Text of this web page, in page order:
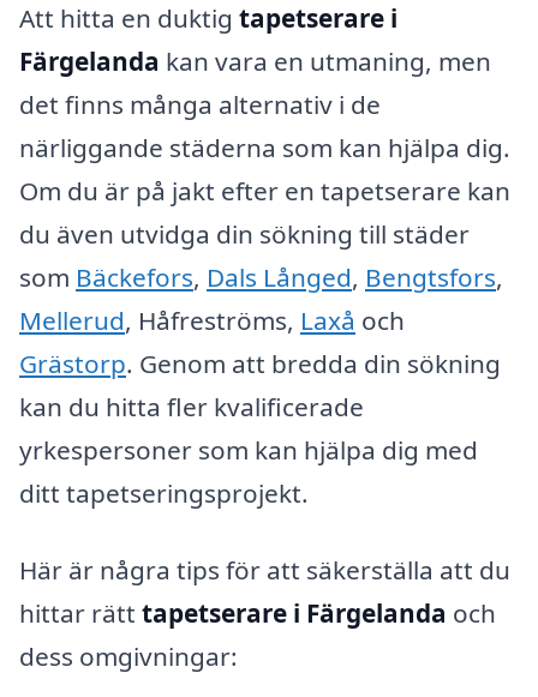
Att hitta en duktig tapetserare i
Färgelanda kan vara en utmaning, men
det finns många alternativ i de
närliggande städerna som kan hjälpa dig.
Om du är på jakt efter en tapetserare kan
du även utvidga din sökning till städer
som Bäckefors, Dals Långed, Bengtsfors,
Mellerud, Håfreströms, Laxå och
Grästorp. Genom att bredda din sökning
kan du hitta fler kvalificerade
yrkespersoner som kan hjälpa dig med
ditt tapetseringsprojekt.
Här är några tips för att säkerställa att du
hittar rätt tapetserare i Färgelanda och
dess omgivningar: